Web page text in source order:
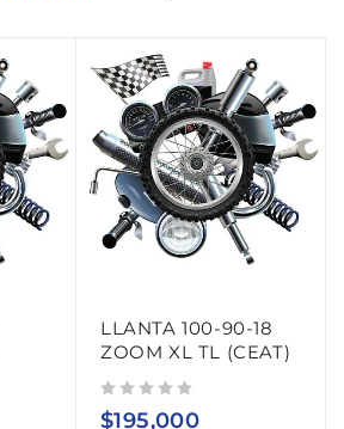
LLANTA 100-90-18
ZOOM XL TL (CEAT)
$195,000